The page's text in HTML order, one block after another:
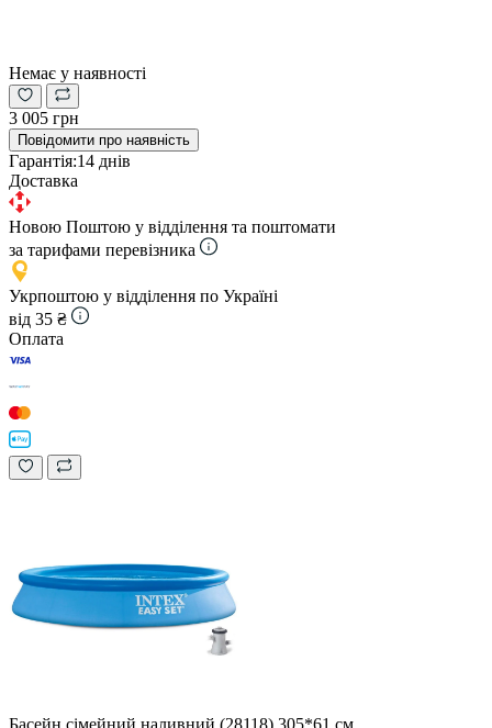
Немає у наявності
3 005 грн
Повідомити про наявність
Гарантія:14 днів
Доставка
Новою Поштою у відділення та поштомати
за тарифами перевізника
Укрпоштою у відділення по Україні
від 35 ₴
Оплата
Басейн сімейний наливний (28118) 305*61 см